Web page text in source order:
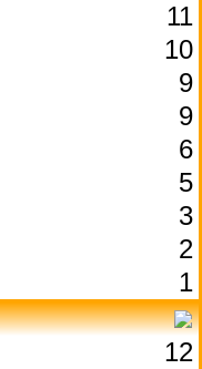
11
10
9
9
6
5
3
2
1
12